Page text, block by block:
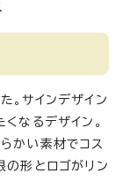
。サインデザイン
なるデザイン。
かい素材でコス
の形とロゴがリン